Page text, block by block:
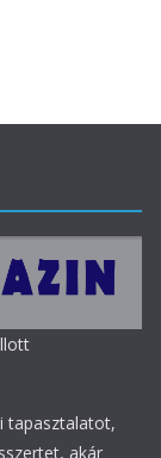
tapasztalatot,
akár